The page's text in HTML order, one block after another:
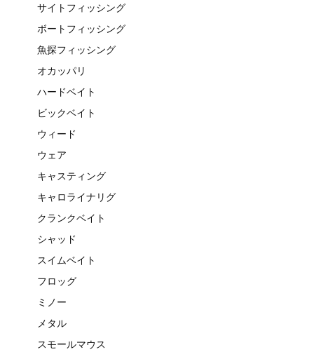
サイトフィッシング
ボートフィッシング
魚探フィッシング
オカッパリ
ハードベイト
ビックベイト
ウィード
ウェア
キャスティング
キャロライナリグ
クランクベイト
シャッド
スイムベイト
フロッグ
ミノー
メタル
スモールマウス